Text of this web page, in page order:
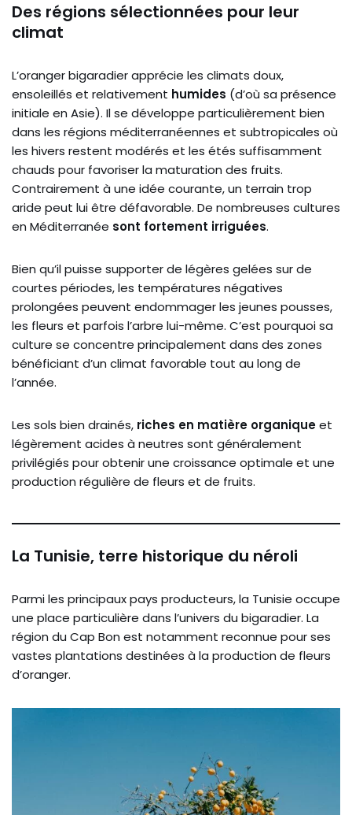
Des régions sélectionnées pour leur
climat
L’oranger bigaradier apprécie les climats doux,
ensoleillés et relativement humides (d’où sa présence
initiale en Asie). Il se développe particulièrement bien
dans les régions méditerranéennes et subtropicales où
les hivers restent modérés et les étés suffisamment
chauds pour favoriser la maturation des fruits.
Contrairement à une idée courante, un terrain trop
aride peut lui être défavorable. De nombreuses cultures
en Méditerranée sont fortement irriguées.
Bien qu’il puisse supporter de légères gelées sur de
courtes périodes, les températures négatives
prolongées peuvent endommager les jeunes pousses,
les fleurs et parfois l’arbre lui-même. C’est pourquoi sa
culture se concentre principalement dans des zones
bénéficiant d’un climat favorable tout au long de
l’année.
Les sols bien drainés, riches en matière organiqueet
légèrement acides à neutres sont généralement
privilégiés pour obtenir une croissance optimale et une
production régulière de fleurs et de fruits.
La Tunisie, terre historique du néroli
Parmi les principaux pays producteurs, la Tunisie occupe
une place particulière dans l’univers du bigaradier. La
région du Cap Bon est notamment reconnue pour ses
vastes plantations destinées à la production de fleurs
d’oranger.